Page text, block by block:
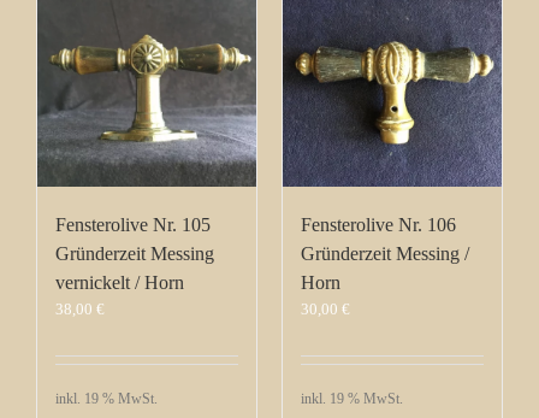
Fensterolive Nr. 105
Gründerzeit Messing
vernickelt / Horn
38,00 €
inkl. 19 % MwSt.
Fensterolive Nr. 106
Gründerzeit Messing /
Horn
30,00 €
inkl. 19 % MwSt.